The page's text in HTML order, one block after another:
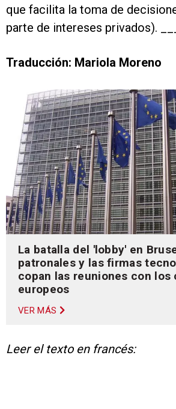
que facilita la toma de
parte de intereses privados).
Traducción: Mariola Moreno
La batalla del 'lobby' en
patronales y las firmas
copan las reuniones con los
europeos
VER MÁS
Leer el texto en francés: